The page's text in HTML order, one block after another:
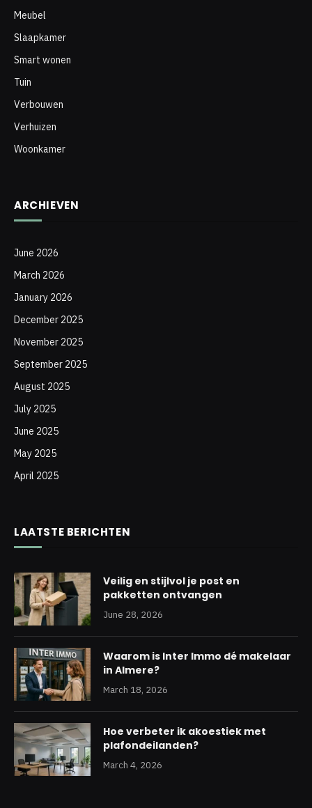
Meubel
Slaapkamer
Smart wonen
Tuin
Verbouwen
Verhuizen
Woonkamer
ARCHIEVEN
June 2026
March 2026
January 2026
December 2025
November 2025
September 2025
August 2025
July 2025
June 2025
May 2025
April 2025
LAATSTE BERICHTEN
Veilig en stijlvol je post en
pakketten ontvangen
June 28, 2026
Waarom is Inter Immo dé makelaar
in Almere?
March 18, 2026
Hoe verbeter ik akoestiek met
plafondeilanden?
March 4, 2026